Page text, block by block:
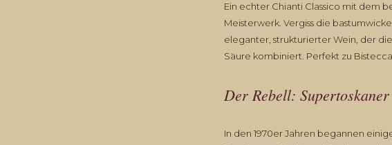
Ein echter Chianti Classico mit dem
Meisterwerk. Vergiss die
eleganter, strukturierter Wein, der
Säure kombiniert. Perfekt zu
Der Rebell: Supertoskaner
In den 1970er Jahren begannen